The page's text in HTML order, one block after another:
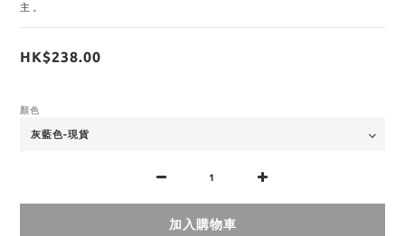
主。
HK$238.00
顏色
加入購物車